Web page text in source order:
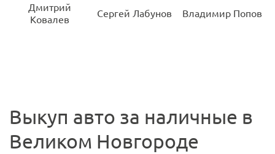
Дмитрий
Ковалев
Сергей Лабунов Владимир Попов
Выкуп авто за наличные в
Великом Новгороде